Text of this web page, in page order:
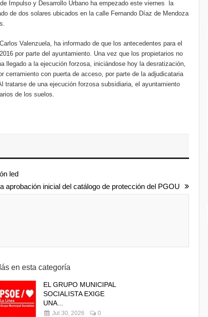
Impulso y Desarrollo Urbano ha empezado este viernes la
de dos solares ubicados en la calle Fernando Díaz de Mendoza
Valenzuela, ha informado de que los antecedentes para el
por parte del ayuntamiento. Una vez que los propietarios no
llegado a la ejecución forzosa, iniciándose hoy la desratización,
cerramiento con puerta de acceso, por parte de la adjudicataria
tratarse de una ejecución forzosa subsidiaria, el ayuntamiento
de los suelos.
led
aprobación inicial del catálogo de protección del PGOU
en esta categoría
EL GRUPO MUNICIPAL
SOCIALISTA EXIGE
UNA...
Jul 30, 2026 0